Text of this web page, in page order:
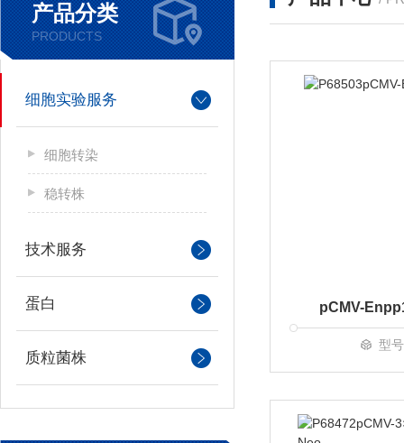
产品分类
PRODUCTS
细胞实验服务
细胞转染
稳转株
技术服务
蛋白
质粒菌株
pCMV-
型